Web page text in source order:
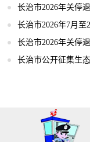
长治市2026年关停
长治市2026年7月至
长治市2026年关停
长治市公开征集生